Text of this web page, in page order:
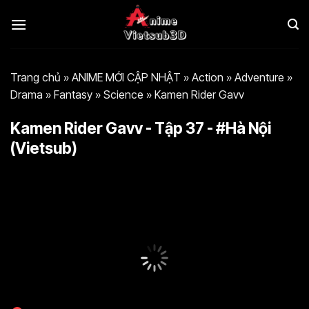
qua
Trang chủ » ANIME MỚI CẬP NHẬT » Action » Adventure »
Drama » Fantasy » Science » Kamen Rider Gavv
Kamen Rider Gavv - Tập 37 - #Hà Nội
(Vietsub)